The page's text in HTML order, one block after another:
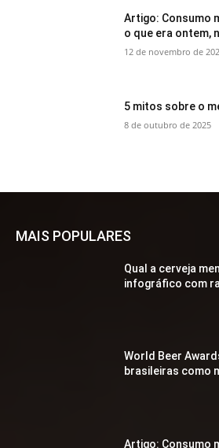
Artigo: Consumo
o que era ontem,
12 de novembro de
5 mitos sobre o
8 de outubro de 2025
MAIS POPULARES
Qual a cerveja
infográfico com
World Beer
brasileiras como
Artigo: Consumo